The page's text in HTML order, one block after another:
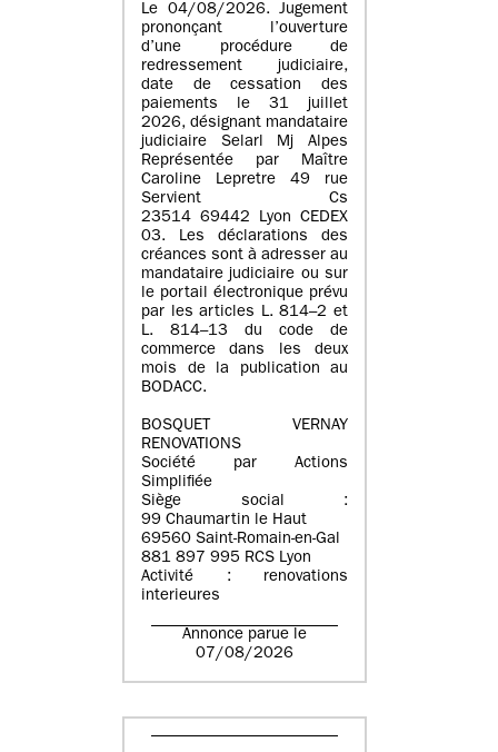
Le 04/08/2026. Jugement
prononçant l’ouverture
d’une procédure de
redressement judiciaire,
date de cessation des
paiements le 31 juillet
2026, désignant mandataire
judiciaire Selarl Mj Alpes
Représentée par Maître
Caroline Lepretre 49 rue
Servient Cs
23514 69442 Lyon CEDEX
03. Les déclarations des
créances sont à adresser au
mandataire judiciaire ou sur
le portail électronique prévu
par les articles L. 814–2 et
L. 814–13 du code de
commerce dans les deux
mois de la publication au
BODACC.
BOSQUET VERNAY
RENOVATIONS
Société par Actions
Simplifiée
Siège social :
99 Chaumartin le Haut
69560 Saint-Romain-en-Gal
881 897 995 RCS Lyon
Activité : renovations
interieures
Annonce parue le
07/08/2026